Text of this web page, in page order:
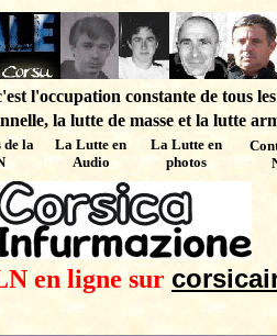
l'occupation constante de tous
la lutte de masse et la lutte
de la
La Lutte en
Audio
La Lutte en
photos
en ligne sur